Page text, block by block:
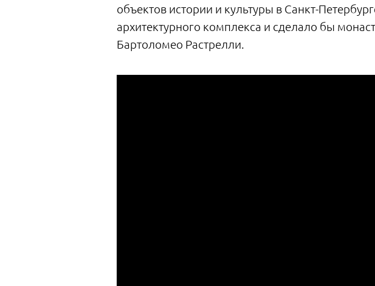
объектов истории и культуры в Санкт-
архитектурного комплекса и сделало бы
Бартоломео Растрелли.